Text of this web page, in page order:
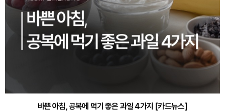
바쁜 아침, 공복에 먹기 좋은 과일 4가지 [카드뉴스]